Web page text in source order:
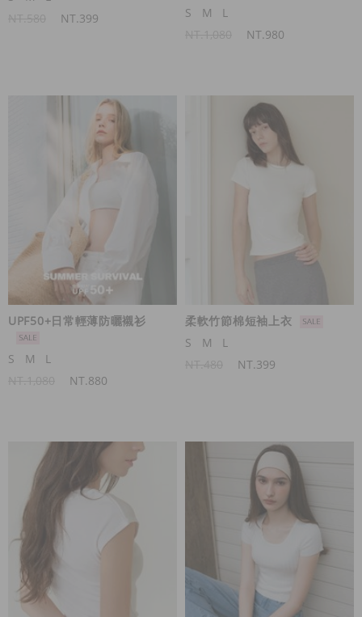
NT.399 S M
L
NT.980
UPF50+日常輕薄防曬襯衫
S M
L
NT.880
柔軟竹節棉短袖上衣
S
M
L
NT.399